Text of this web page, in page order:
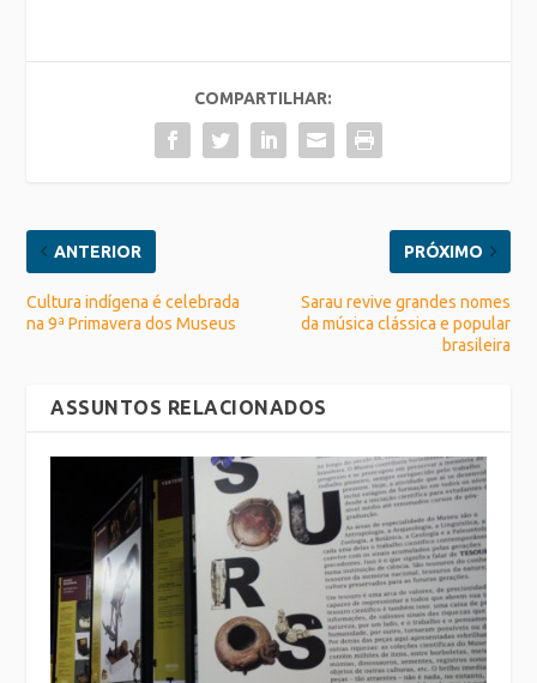
COMPARTILHAR:
ANTERIOR
Cultura indígena é celebrada
na 9ª Primavera dos Museus
PRÓXIMO
Sarau revive grandes nomes
da música clássica e popular
brasileira
ASSUNTOS RELACIONADOS